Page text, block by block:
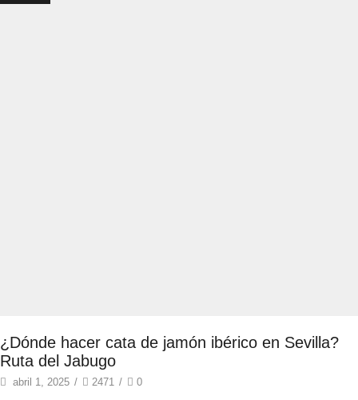
¿Dónde hacer cata de jamón ibérico en Sevilla?
Ruta del Jabugo
abril 1, 2025 / 2471 / 0